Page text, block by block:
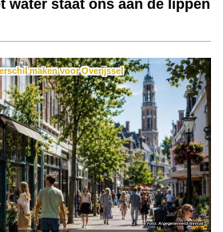
water staat ons aan de lippen
maken voor Overijssel
AI gegenereerd / Inretail